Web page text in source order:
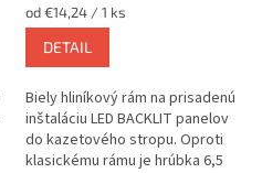
Jednotková
cena:
od €14,24 / 1 ks
DETAIL
Biely hliníkový rám na prisadenú
inštaláciu LED BACKLIT panelov
do kazetového stropu. Oproti
klasickému rámu je hrúbka 6,5